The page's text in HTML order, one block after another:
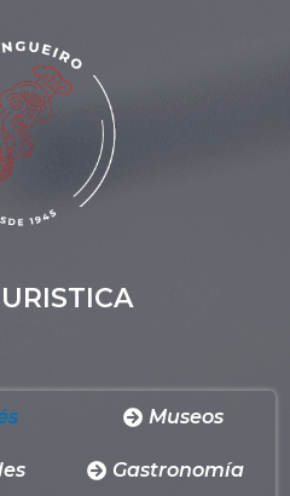
Museos
Gastronomía